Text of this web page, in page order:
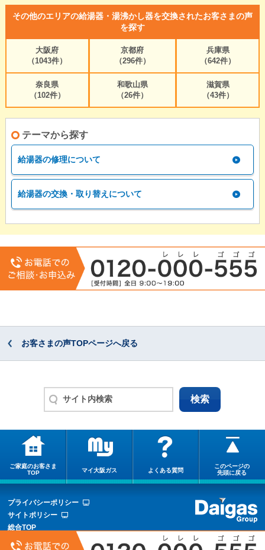
その他のエリアの給湯器・湯沸かし器を交換されたお客さまの声
を探す
大阪府
（1043件）
京都府
（296件）
兵庫県
（642件）
奈良県
（102件）
和歌山県
（26件）
滋賀県
（43件）
テーマから探す
給湯器の修理について
給湯器の交換・取り替えについて
お客さまの声TOPページへ戻る
ご家庭のお客さま
TOP
マイ大阪ガス よくある質問
このページの
先頭に戻る
プライバシーポリシー
サイトポリシー
総合TOP
サイトマップ